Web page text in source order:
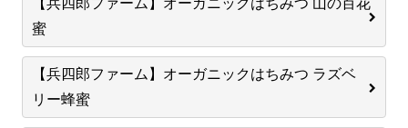
【兵四郎ファーム】オーガニックはちみつ 山の百花
蜜
【兵四郎ファーム】オーガニックはちみつ ラズベ
リー蜂蜜